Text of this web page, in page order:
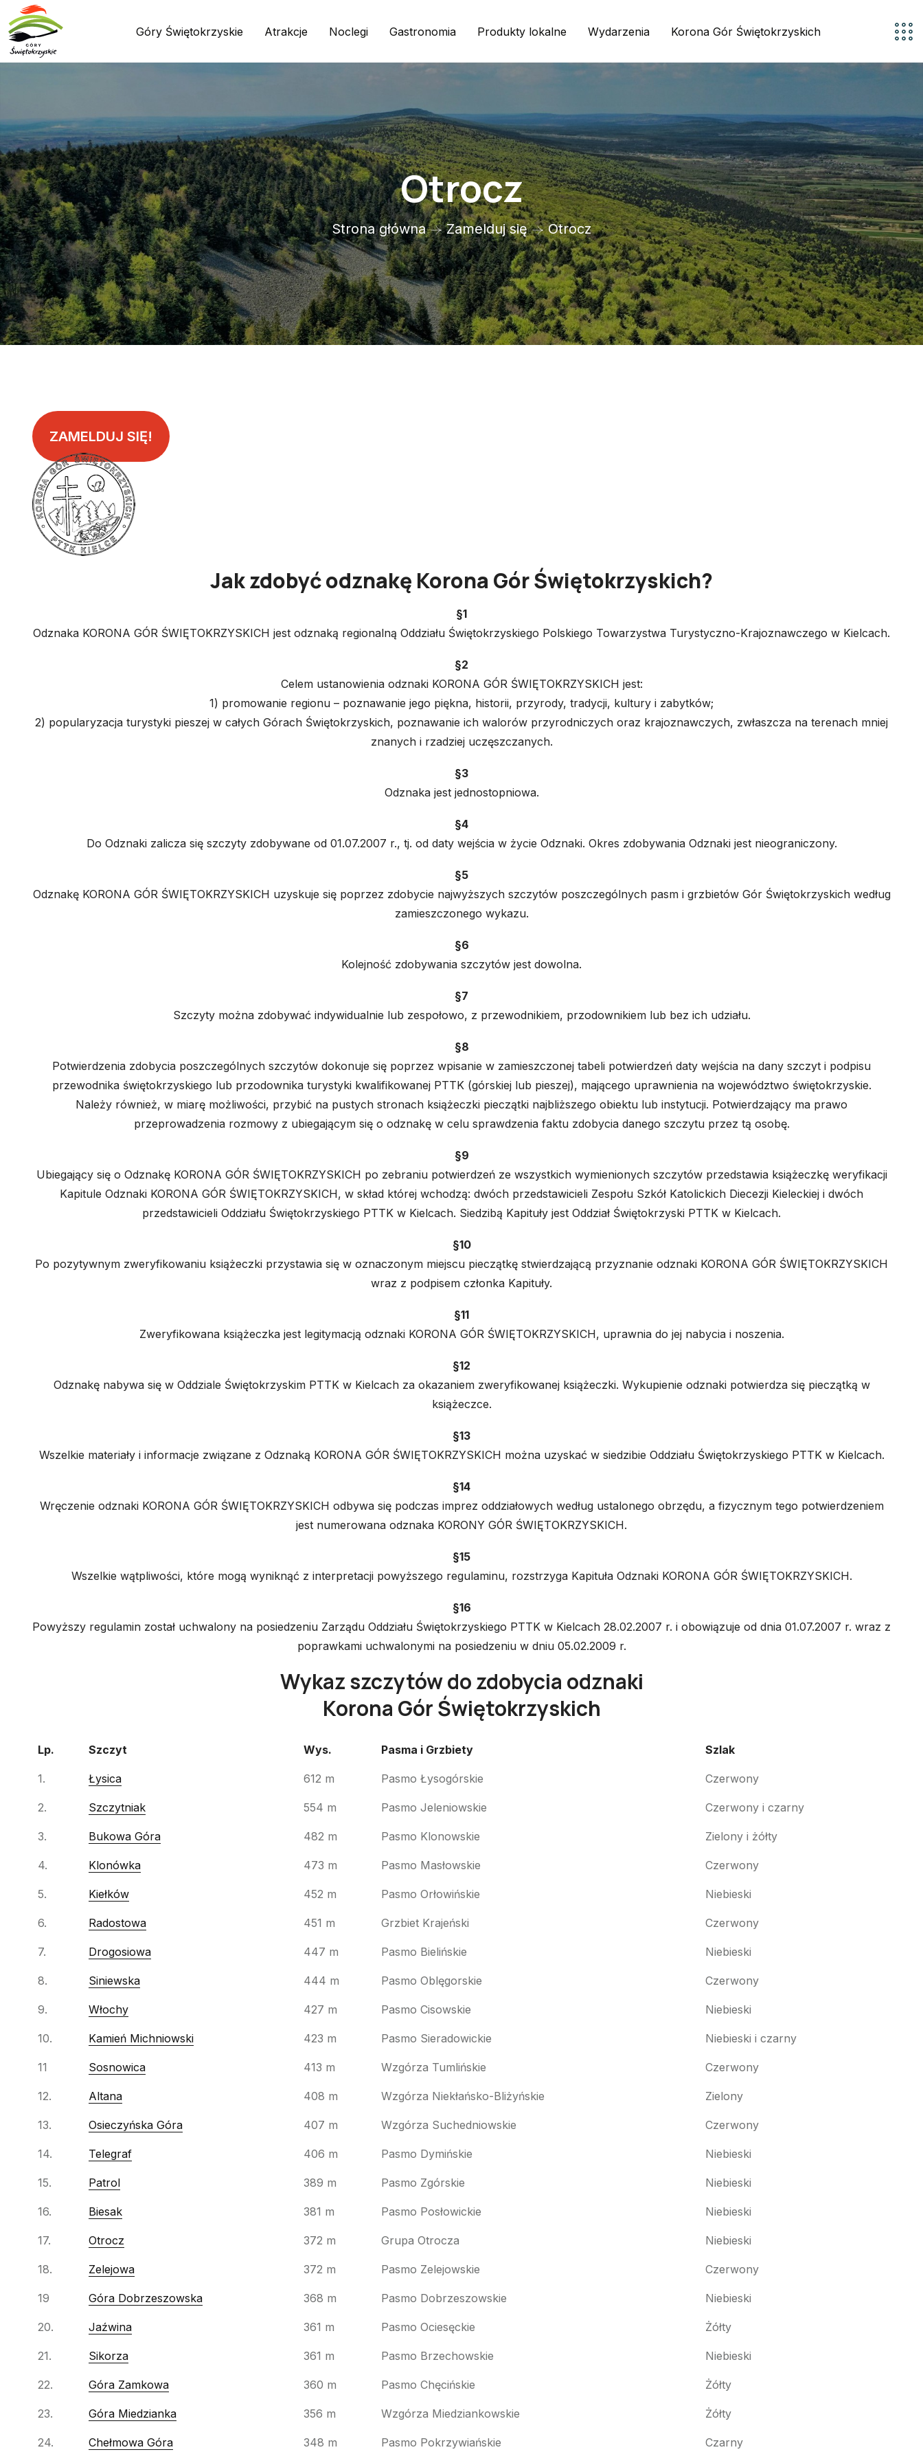
Góry Świętokrzyskie Atrakcje Noclegi Gastronomia Produkty lokalne Wydarzenia Korona Gór Świętokrzyskich
Otrocz
Strona główna Zamelduj się Otrocz
ZAMELDUJ SIĘ!
Jak zdobyć odznakę Korona Gór Świętokrzyskich?
§1
Odznaka KORONA GÓR ŚWIĘTOKRZYSKICH jest odznaką regionalną Oddziału Świętokrzyskiego Polskiego Towarzystwa Turystyczno-Krajoznawczego w Kielcach.
§2
Celem ustanowienia odznaki KORONA GÓR ŚWIĘTOKRZYSKICH jest:
1) promowanie regionu – poznawanie jego piękna, historii, przyrody, tradycji, kultury i zabytków;
2) popularyzacja turystyki pieszej w całych Górach Świętokrzyskich, poznawanie ich walorów przyrodniczych oraz krajoznawczych, zwłaszcza na terenach mniej
znanych i rzadziej uczęszczanych.
§3
Odznaka jest jednostopniowa.
§4
Do Odznaki zalicza się szczyty zdobywane od 01.07.2007 r., tj. od daty wejścia w życie Odznaki. Okres zdobywania Odznaki jest nieograniczony.
§5
Odznakę KORONA GÓR ŚWIĘTOKRZYSKICH uzyskuje się poprzez zdobycie najwyższych szczytów poszczególnych pasm i grzbietów Gór Świętokrzyskich według
zamieszczonego wykazu.
§6
Kolejność zdobywania szczytów jest dowolna.
§7
Szczyty można zdobywać indywidualnie lub zespołowo, z przewodnikiem, przodownikiem lub bez ich udziału.
§8
Potwierdzenia zdobycia poszczególnych szczytów dokonuje się poprzez wpisanie w zamieszczonej tabeli potwierdzeń daty wejścia na dany szczyt i podpisu
przewodnika świętokrzyskiego lub przodownika turystyki kwalifikowanej PTTK (górskiej lub pieszej), mającego uprawnienia na województwo świętokrzyskie.
Należy również, w miarę możliwości, przybić na pustych stronach książeczki pieczątki najbliższego obiektu lub instytucji. Potwierdzający ma prawo
przeprowadzenia rozmowy z ubiegającym się o odznakę w celu sprawdzenia faktu zdobycia danego szczytu przez tą osobę.
§9
Ubiegający się o Odznakę KORONA GÓR ŚWIĘTOKRZYSKICH po zebraniu potwierdzeń ze wszystkich wymienionych szczytów przedstawia książeczkę weryfikacji
Kapitule Odznaki KORONA GÓR ŚWIĘTOKRZYSKICH, w skład której wchodzą: dwóch przedstawicieli Zespołu Szkół Katolickich Diecezji Kieleckiej i dwóch
przedstawicieli Oddziału Świętokrzyskiego PTTK w Kielcach. Siedzibą Kapituły jest Oddział Świętokrzyski PTTK w Kielcach.
§10
Po pozytywnym zweryfikowaniu książeczki przystawia się w oznaczonym miejscu pieczątkę stwierdzającą przyznanie odznaki KORONA GÓR ŚWIĘTOKRZYSKICH
wraz z podpisem członka Kapituły.
§11
Zweryfikowana książeczka jest legitymacją odznaki KORONA GÓR ŚWIĘTOKRZYSKICH, uprawnia do jej nabycia i noszenia.
§12
Odznakę nabywa się w Oddziale Świętokrzyskim PTTK w Kielcach za okazaniem zweryfikowanej książeczki. Wykupienie odznaki potwierdza się pieczątką w
książeczce.
§13
Wszelkie materiały i informacje związane z Odznaką KORONA GÓR ŚWIĘTOKRZYSKICH można uzyskać w siedzibie Oddziału Świętokrzyskiego PTTK w Kielcach.
§14
Wręczenie odznaki KORONA GÓR ŚWIĘTOKRZYSKICH odbywa się podczas imprez oddziałowych według ustalonego obrzędu, a fizycznym tego potwierdzeniem
jest numerowana odznaka KORONY GÓR ŚWIĘTOKRZYSKICH.
§15
Wszelkie wątpliwości, które mogą wyniknąć z interpretacji powyższego regulaminu, rozstrzyga Kapituła Odznaki KORONA GÓR ŚWIĘTOKRZYSKICH.
§16
Powyższy regulamin został uchwalony na posiedzeniu Zarządu Oddziału Świętokrzyskiego PTTK w Kielcach 28.02.2007 r. i obowiązuje od dnia 01.07.2007 r. wraz z
poprawkami uchwalonymi na posiedzeniu w dniu 05.02.2009 r.
Wykaz szczytów do zdobycia odznaki
Korona Gór Świętokrzyskich
Lp. Szczyt Wys. Pasma i Grzbiety
Szlak
Lp.
Szczyt Wys. Pasma i Grzbiety Szlak
1. Łysica 612 m Pasmo Łysogórskie Czerwony
2. Szczytniak 554 m Pasmo Jeleniowskie Czerwony i czarny
3. Bukowa Góra 482 m Pasmo Klonowskie Zielony i żółty
4. Klonówka 473 m Pasmo Masłowskie Czerwony
5. Kiełków 452 m Pasmo Orłowińskie Niebieski
6. Radostowa 451 m Grzbiet Krajeński Czerwony
7. Drogosiowa 447 m Pasmo Bielińskie Niebieski
8. Siniewska 444 m Pasmo Oblęgorskie Czerwony
9. Włochy 427 m Pasmo Cisowskie Niebieski
10. Kamień Michniowski 423 m Pasmo Sieradowickie Niebieski i czarny
11 Sosnowica 413 m Wzgórza Tumlińskie Czerwony
12. Altana 408 m Wzgórza Niekłańsko-Bliżyńskie Zielony
13. Osieczyńska Góra 407 m Wzgórza Suchedniowskie Czerwony
14. Telegraf 406 m Pasmo Dymińskie Niebieski
15. Patrol 389 m Pasmo Zgórskie Niebieski
16. Biesak 381 m Pasmo Posłowickie Niebieski
17. Otrocz 372 m Grupa Otrocza Niebieski
18. Zelejowa 372 m Pasmo Zelejowskie Czerwony
19 Góra Dobrzeszowska 368 m Pasmo Dobrzeszowskie Niebieski
20. Jaźwina 361 m Pasmo Ociesęckie Żółty
21. Sikorza 361 m Pasmo Brzechowskie Niebieski
22. Góra Zamkowa 360 m Pasmo Chęcińskie Żółty
23. Góra Miedzianka 356 m Wzgórza Miedziankowskie Żółty
24. Chełmowa Góra 348 m Pasmo Pokrzywiańskie Czarny